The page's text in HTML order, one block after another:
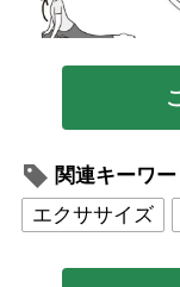
関連キーワー
エクササイズ